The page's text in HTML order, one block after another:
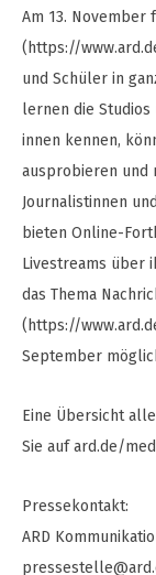
Am 13. November
(https://
und Schüler in
lernen die Studios
innen kennen,
ausprobieren und
Journalistinnen
bieten Online-
Livestreams über
das Thema
(https://
September
Eine Übersicht
Sie auf ard.de/
Pressekontakt:
ARD